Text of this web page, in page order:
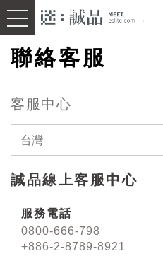
聯絡客服
客服中心
台灣
誠品線上客服中心
服務電話
0800-666-798
+886-2-8789-8921